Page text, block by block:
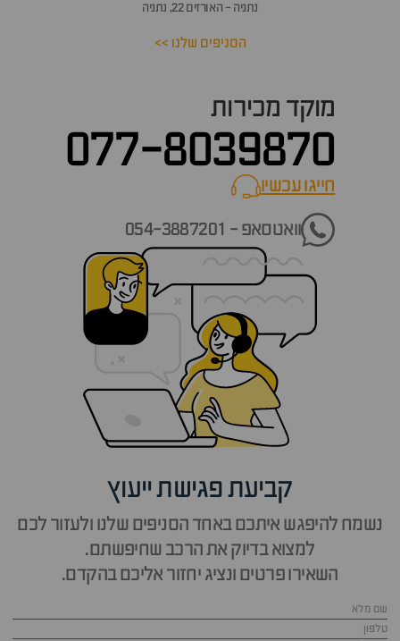
נתניה - האורזים 22, נתניה
הסניפים שלנו >>
מוקד מכירות
077-8039870
חייגו עכשיוcall now
וואטסאפ - 054-3887201
קביעת פגישת ייעוץ
נשמח להיפגש איתכם באחד הסניפים שלנו ולעזור לכם
למצוא בדיוק את הרכב שחיפשתם.
השאירו פרטים ונציג יחזור אליכם בהקדם.